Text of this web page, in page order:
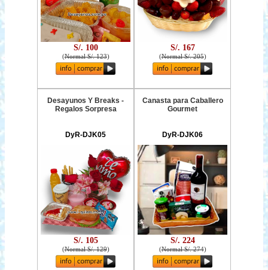
S/. 100
(Normal S/. 123)
S/. 167
(Normal S/. 205)
Desayunos Y Breaks -
Regalos Sorpresa
DyR-DJK05
S/. 105
(Normal S/. 129)
Canasta para Caballero
Gourmet
DyR-DJK06
S/. 224
(Normal S/. 274)